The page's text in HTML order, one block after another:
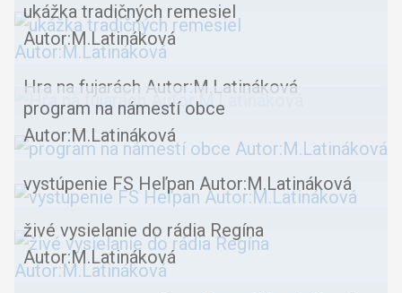
ukážka tradičných remesiel
Autor:M.Latináková
Hra na fujarách Autor:M.Latináková
program na námestí obce
Autor:M.Latináková
vystúpenie FS Heľpan Autor:M.Latináková
živé vysielanie do rádia Regína
Autor:M.Latináková